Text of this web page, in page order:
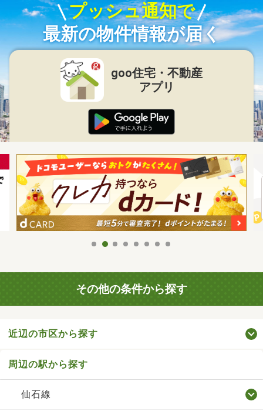
プッシュ通知で
最新の物件情報が届く
goo住宅・不動産
アプリ
その他の条件から探す
近辺の市区から探す
周辺の駅から探す
仙石線